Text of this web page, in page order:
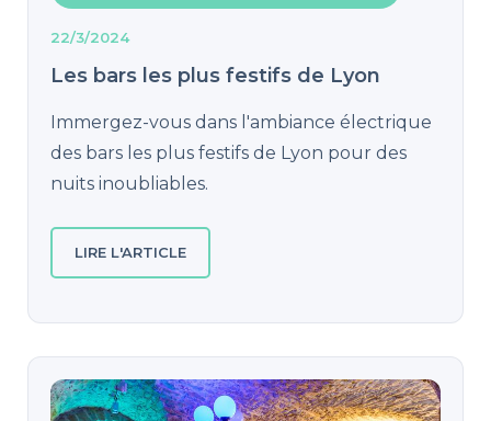
22/3/2024
Les bars les plus festifs de Lyon
Immergez-vous dans l'ambiance électrique
des bars les plus festifs de Lyon pour des
nuits inoubliables.
LIRE L'ARTICLE